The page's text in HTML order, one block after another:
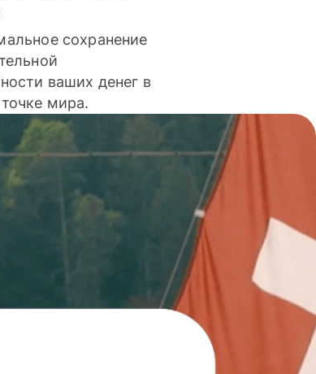
сохранение
ваших денег в
мира.